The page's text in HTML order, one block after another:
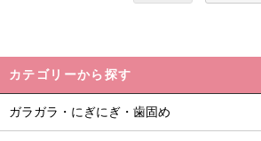
カテゴリーから探す
ガラガラ・にぎにぎ・歯固め